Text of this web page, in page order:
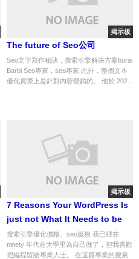
掲示板
The future of Seo公司
Seo文字寫作秘訣，搜索引擎解決方案burai
Barbi Seo專家，seo專家 此外，整個文本
優化實際上是針對內容營銷的。 他於 202...
掲示板
7 Reasons Your WordPress Is
just not What It Needs to be
搜索引擎優化價格、seo服務 我已經在
ninety 年代在大學里為自己做了，但我喜歡
把編程留給專業人士。 在這篇專業的搜索